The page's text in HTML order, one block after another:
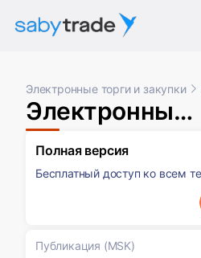
Электронные торги и закупки
Электронный аукцион
Полная версия
Бесплатный доступ ко всем
Публикация (MSK)